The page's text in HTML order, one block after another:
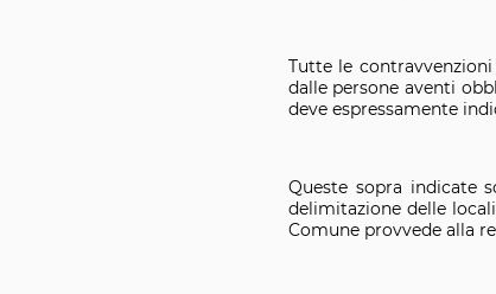
Tutte le
dalle persone aventi
deve espressamente
Queste sopra indicate
delimitazione delle
Comune provvede alla